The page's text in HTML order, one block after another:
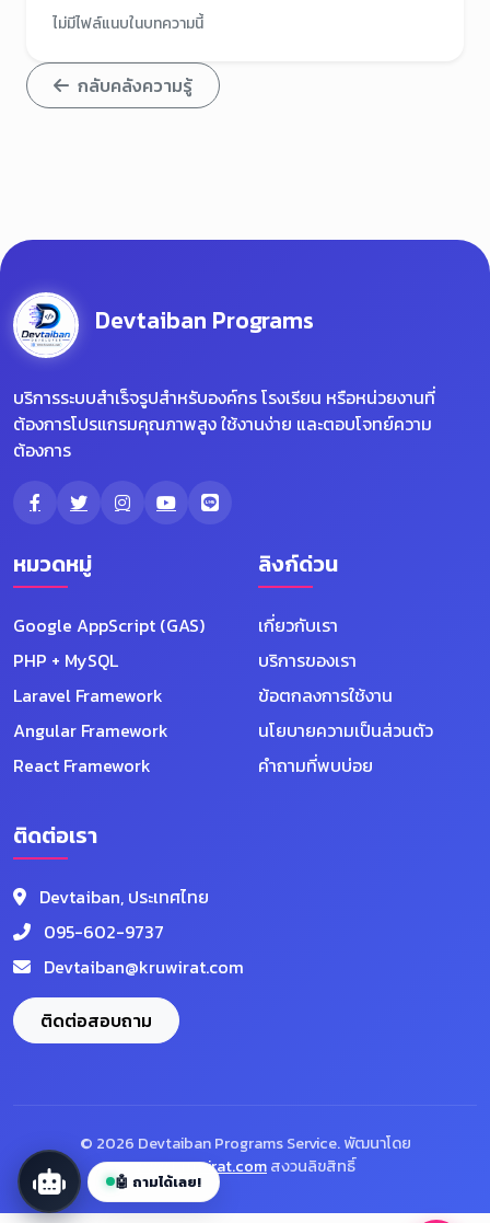
ไม่มีไฟล์แนบในบทความนี้
กลับคลังความรู้
Devtaiban Programs
บริการระบบสำเร็จรูปสำหรับองค์กร โรงเรียน หรือหน่วยงานที่
ต้องการโปรแกรมคุณภาพสูง ใช้งานง่าย และตอบโจทย์ความ
ต้องการ
หมวดหมู่
Google AppScript (GAS)
PHP + MySQL
Laravel Framework
Angular Framework
React Framework
ลิงก์ด่วน
เกี่ยวกับเรา
บริการของเรา
ข้อตกลงการใช้งาน
นโยบายความเป็นส่วนตัว
คำถามที่พบบ่อย
ติดต่อเรา
Devtaiban, ประเทศไทย
095-602-9737
Devtaiban@kruwirat.com
ติดต่อสอบถาม
© 2026 Devtaiban Programs Service. พัฒนาโดย
www.Kruwirat.comสงวนลิขสิทธิ์
🤖 ถามได้เลย!
Devtaiban AI
ออนไลน์ตลอด 24 ชม.